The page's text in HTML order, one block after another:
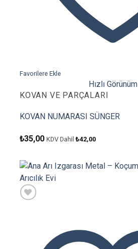
Favorilere Ekle
Hızlı Görünüm
KOVAN VE PARÇALARI
KOVAN NUMARASI SÜNGER
₺35,00 KDV Dahil ₺42,00